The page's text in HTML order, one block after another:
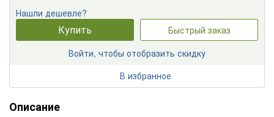
Нашли дешевле?
Купить
Быстрый заказ
Войти, чтобы отобразить скидку
В избранное
Описание